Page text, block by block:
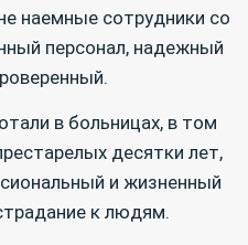
наемные сотрудники со
персонал, надежный
в больницах, в том
десятки лет,
и жизненный
к людям.